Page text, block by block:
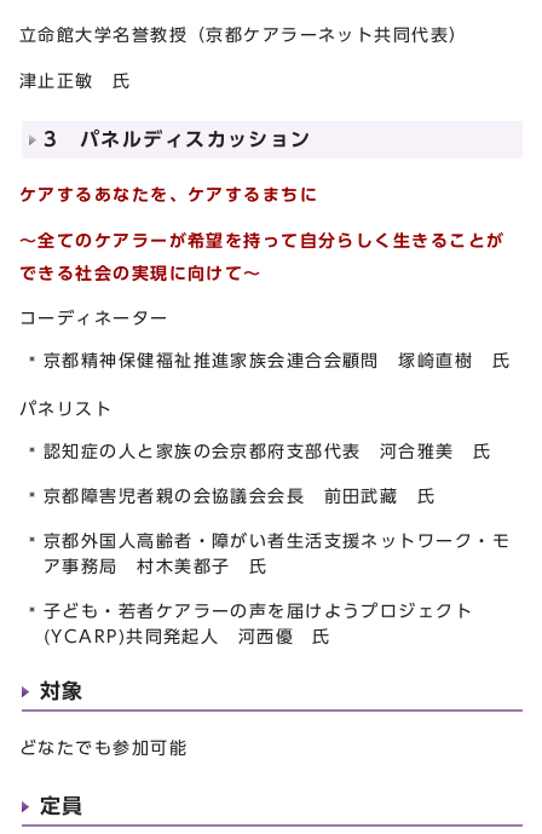
立命館大学名誉教授（京都ケアラーネット共同代表）
津止正敏 氏
3 パネルディスカッション
ケアするあなたを、ケアするまちに
～全てのケアラーが希望を持って自分らしく生きることが
できる社会の実現に向けて～
コーディネーター
京都精神保健福祉推進家族会連合会顧問 塚崎直樹 氏
パネリスト
認知症の人と家族の会京都府支部代表 河合雅美 氏
京都障害児者親の会協議会会長 前田武藏 氏
京都外国人高齢者・障がい者生活支援ネットワーク・モ
ア事務局 村木美都子 氏
子ども・若者ケアラーの声を届けようプロジェクト
(YCARP)共同発起人 河西優 氏
対象
どなたでも参加可能
定員